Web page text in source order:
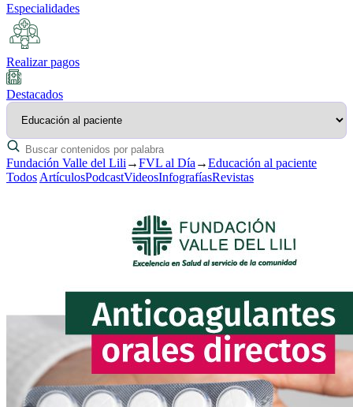
Especialidades
Realizar pagos
Destacados
Fundación Valle del Lili →FVL al Día →Educación al paciente
Todos ArtículosPodcastVideosInfografíasRevistas